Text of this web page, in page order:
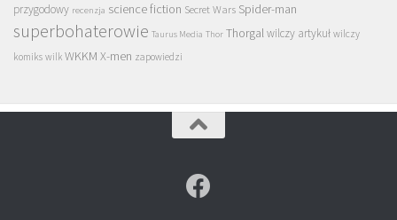
przygodowy recenzja science fiction Secret Wars Spider-man
superbohaterowie Taurus Media Thor Thorgalwilczy artykuł wilczy
komiks wilk WKKM X-men zapowiedzi